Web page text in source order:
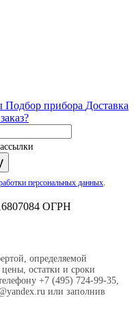
Подбор прибора Доставка
персональных данных.
ОГРН
определяемой
остатки и сроки
+7 (495) 724-99-35,
или заполнив